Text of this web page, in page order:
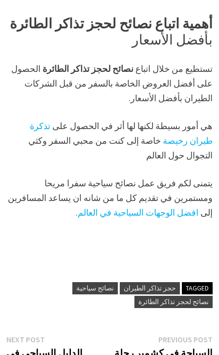
أهمية اتباع نصائح لحجز تذاكر الطائرة
بأفضل الأسعار
تستطيع من خلال اتباع نصائح لحجز تذاكر الطائرة الحصول
على أفضل العروض الخاصة بالسفر من قبل الشركات
الطيران بأفضل الأسعار.
هي أمور بسيطة لكنها لها أثر في الحصول على تذكرة
طيران رخيصة خاصة إلى كنت من محبي السفر وكثي
التجوال حول العالم
يتمنى لكم فريق عمل نصائح سياحية سفرا مريحا
ومستمرين في تقديم كل ما من شانه ان يساعد المسافرين
إلى افضل الوجهات السياحية في العالم.
TAGGED حجز تذاكر الطيران
نصائح سياحية
نصائح لحجز تذاكر الطائرة
تصفّح
PREVIOUS POST
Previous
post:
NEXT POST